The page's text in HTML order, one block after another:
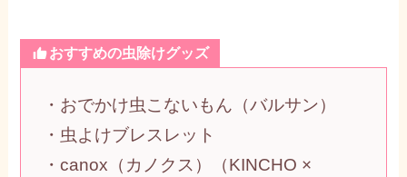
おすすめの虫除けグッズ
・おでかけ虫こないもん（バルサン）
・虫よけブレスレット
・canox（カノクス）（KINCHO ×